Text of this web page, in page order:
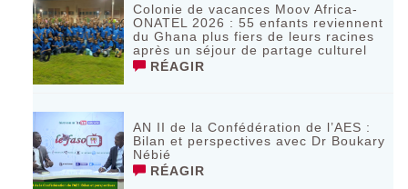
Colonie de vacances Moov Africa-
ONATEL 2026 : 55 enfants reviennent
du Ghana plus fiers de leurs racines
après un séjour de partage culturel
RÉAGIR
AN II de la Confédération de l’AES :
Bilan et perspectives avec Dr Boukary
Nébié
RÉAGIR